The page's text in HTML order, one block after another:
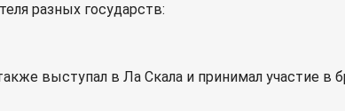
разных государств:
выступал в Ла Скала и принимал участие в